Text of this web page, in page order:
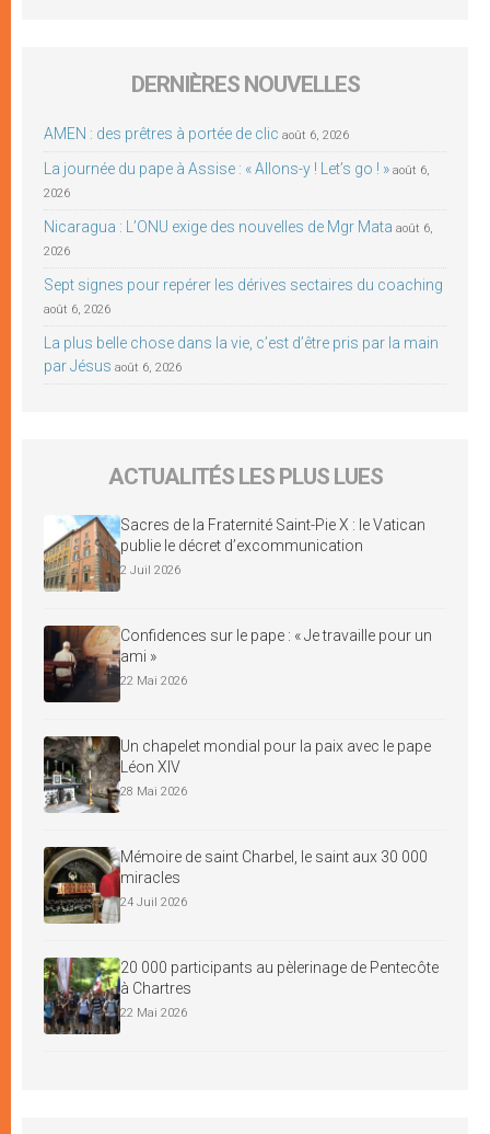
DERNIÈRES NOUVELLES
AMEN : des prêtres à portée de clic août 6, 2026
La journée du pape à Assise : « Allons-y ! Let’s go ! » août 6,
2026
Nicaragua : L’ONU exige des nouvelles de Mgr Mata août 6,
2026
Sept signes pour repérer les dérives sectaires du coaching
août 6, 2026
La plus belle chose dans la vie, c’est d’être pris par la main
par Jésus août 6, 2026
ACTUALITÉS LES PLUS LUES
Sacres de la Fraternité Saint-Pie X : le Vatican
publie le décret d’excommunication
2 Juil 2026
Confidences sur le pape : « Je travaille pour un
ami »
22 Mai 2026
Un chapelet mondial pour la paix avec le pape
Léon XIV
28 Mai 2026
Mémoire de saint Charbel, le saint aux 30 000
miracles
24 Juil 2026
20 000 participants au pèlerinage de Pentecôte
à Chartres
22 Mai 2026